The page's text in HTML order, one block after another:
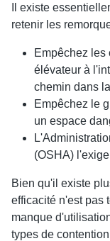
Il existe
retenir les
Empêchez les
élévateur à
chemin dans
Empêchez le
un espace
(OSHA)
Bien qu'il existe
efficacité n'est pas
manque
types de